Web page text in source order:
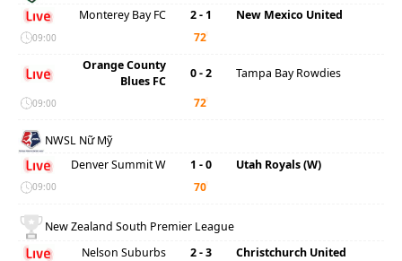
Monterey Bay FC
2 - 1 New Mexico United
09:00 72'
Orange County
Blues FC
0 - 2 Tampa Bay Rowdies
09:00 72'
NWSL Nữ Mỹ
Denver Summit W
1 - 0 Utah Royals (W)
09:00 70'
New Zealand South Premier League
Nelson Suburbs
2 - 3 Christchurch United